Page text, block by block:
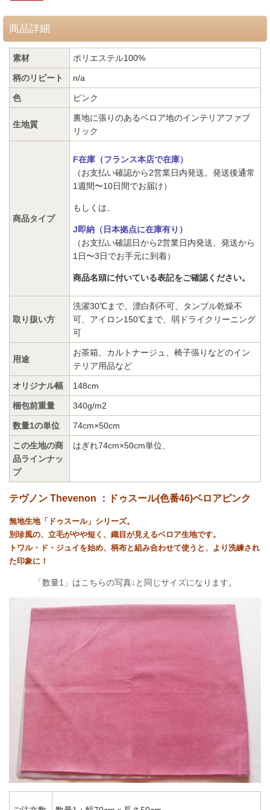
商品詳細
素材 ポリエステル100%
柄のリピート n/a
色 ピンク
生地質
裏地に張りのあるベロア地のインテリアファブ
リック
商品タイプ
F在庫（フランス本店で在庫）
（お支払い確認から2営業日内発送。発送後通常
1週間〜10日間でお届け）
もしくは、
J即納（日本拠点に在庫有り）
（お支払い確認日から2営業日内発送、発送から
1日〜3日でお手元に到着）
商品名頭に付いている表記をご確認ください。
取り扱い方
洗濯30℃まで、漂白剤不可、タンブル乾燥不
可、アイロン150℃まで、弱ドライクリーニング
可
用途
お茶箱、カルトナージュ、椅子張りなどのイン
テリア用品など
オリジナル幅 148cm
梱包前重量 340g/m2
数量1の単位 74cm×50cm
この生地の商
品ラインナッ
プ
はぎれ74cm×50cm単位
テヴノン Thevenon ：ドゥスール(色番46)ベロアピンク
無地生地「ドゥスール」シリーズ。
別珍風の、立毛がやや短く、織目が見えるベロア生地です。
トワル・ド・ジュイを始め、柄布と組み合わせて使うと、より洗練され
た印象に！
「数量1」はこちらの写真↓と同じサイズになります。